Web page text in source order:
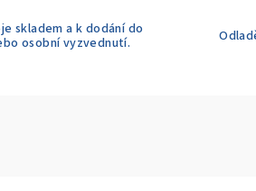
skladem a k dodání do
osobní vyzvednutí.